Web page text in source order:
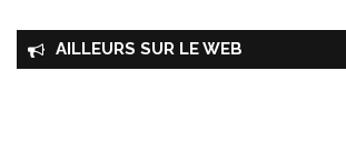
AILLEURS SUR LE WEB